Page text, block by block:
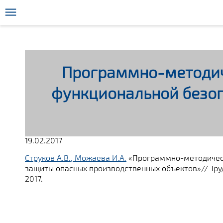
Программно-
функциональной
19.02.2017
Струков А.В., Можаева И.А. «Программно-
защиты опасных производственных объектов»//
2017.